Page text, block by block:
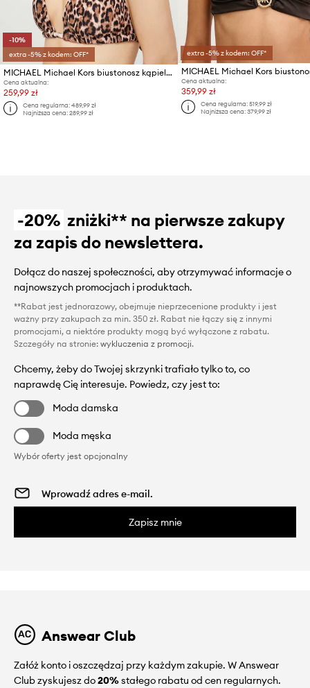
-10%
extra -5% z kodem: OFF*
MICHAEL Michael Kors biustonosz kąpielowy
Cena aktualna:
259,99 zł
Cena regularna:489,99 zł
Najniższa cena:289,99 zł
extra -5% z kodem: OFF*
Cena aktualna:
359,99 zł
Cena regularna:519,99 zł
Najniższa cena:379,99 zł
-20% zniżki** na pierwsze zakupy
za zapis do newslettera.
Dołącz do naszej społeczności, aby otrzymywać informacje o
najnowszych promocjach i produktach.
**Rabat jest jednorazowy, obejmuje nieprzecenione produkty i jest
ważny przy zakupach za min. 350 zł. Rabat nie łączy się z innymi
promocjami, a niektóre produkty mogą być wyłączone z rabatu.
Szczegóły na stronie: wykluczenia z promocji.
Chcemy, żeby do Twojej skrzynki trafiało tylko to, co
naprawdę Cię interesuje. Powiedz, czy jest to:
Moda damska
Moda męska
Wybór oferty jest opcjonalny
Zapisz mnie
Answear Club
Załóż konto i oszczędzaj przy każdym zakupie. W Answear
Club zyskujesz do20%stałego rabatu od cen regularnych.